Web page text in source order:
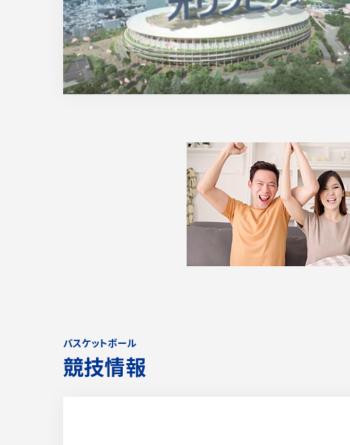
バスケットボール
競技情報